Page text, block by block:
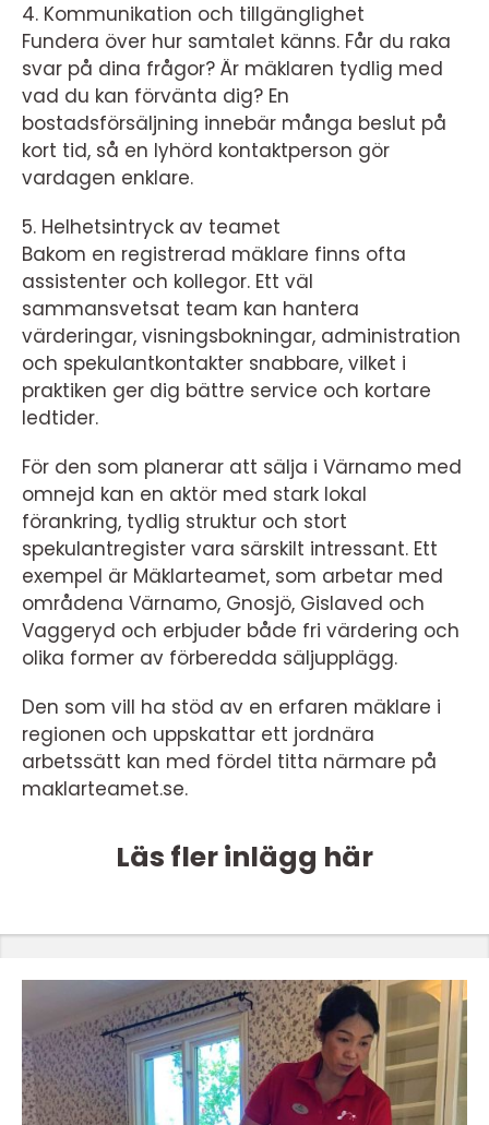
4. Kommunikation och tillgänglighet
Fundera över hur samtalet känns. Får du raka
svar på dina frågor? Är mäklaren tydlig med
vad du kan förvänta dig? En
bostadsförsäljning innebär många beslut på
kort tid, så en lyhörd kontaktperson gör
vardagen enklare.
5. Helhetsintryck av teamet
Bakom en registrerad mäklare finns ofta
assistenter och kollegor. Ett väl
sammansvetsat team kan hantera
värderingar, visningsbokningar, administration
och spekulantkontakter snabbare, vilket i
praktiken ger dig bättre service och kortare
ledtider.
För den som planerar att sälja i Värnamo med
omnejd kan en aktör med stark lokal
förankring, tydlig struktur och stort
spekulantregister vara särskilt intressant. Ett
exempel är Mäklarteamet, som arbetar med
områdena Värnamo, Gnosjö, Gislaved och
Vaggeryd och erbjuder både fri värdering och
olika former av förberedda säljupplägg.
Den som vill ha stöd av en erfaren mäklare i
regionen och uppskattar ett jordnära
arbetssätt kan med fördel titta närmare på
maklarteamet.se.
Läs fler inlägg här